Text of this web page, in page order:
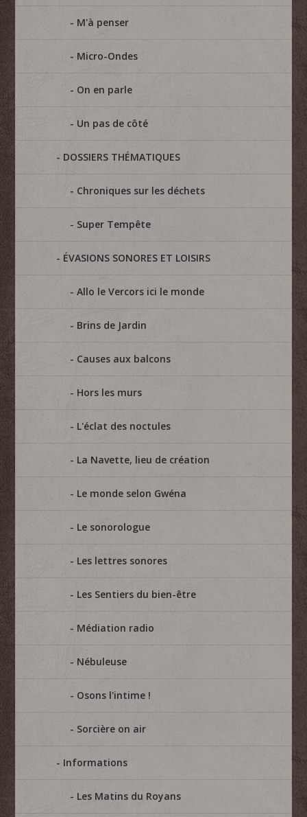
M'à penser
Micro-Ondes
On en parle
Un pas de côté
DOSSIERS THÉMATIQUES
Chroniques sur les déchets
Super Tempête
ÉVASIONS SONORES ET LOISIRS
Allo le Vercors ici le monde
Brins de Jardin
Causes aux balcons
Hors les murs
L'éclat des noctules
La Navette, lieu de création
Le monde selon Gwéna
Le sonorologue
Les lettres sonores
Les Sentiers du bien-être
Médiation radio
Nébuleuse
Osons l'intime !
Sorcière on air
Informations
Les Matins du Royans